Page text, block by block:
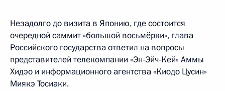
Незадолго до визита в Японию, где состоится
очередной саммит «большой восьмёрки», глава
Российского государства ответил на вопросы
представителей телекомпании «Эн-Эйч-Кей» Аммы
Хидэо и информационного агентства «Киодо Цусин»
Миякэ Тосиаки.